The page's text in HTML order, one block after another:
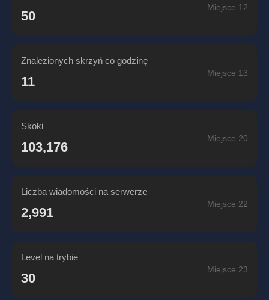
50
Miejsce 12
Znalezionych skrzyń co godzinę
11
Miejsce 13
Skoki
103,176
Miejsce 20
Liczba wiadomości na serwerze
2,991
Miejsce 22
Level na trybie
30
Miejsce 23